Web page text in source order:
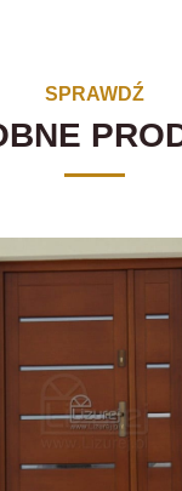
SPRAWDŹ